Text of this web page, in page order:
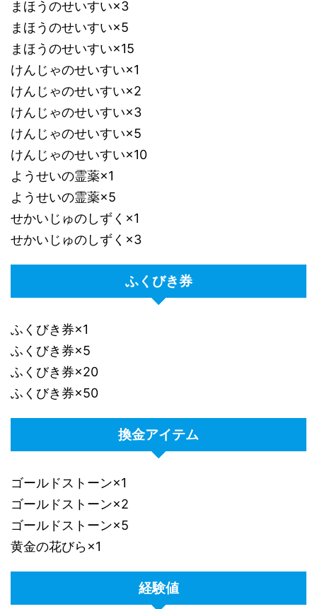
まほうのせいすい×3
まほうのせいすい×5
まほうのせいすい×15
けんじゃのせいすい×1
けんじゃのせいすい×2
けんじゃのせいすい×3
けんじゃのせいすい×5
けんじゃのせいすい×10
ようせいの霊薬×1
ようせいの霊薬×5
せかいじゅのしずく×1
せかいじゅのしずく×3
ふくびき券
ふくびき券×1
ふくびき券×5
ふくびき券×20
ふくびき券×50
換金アイテム
ゴールドストーン×1
ゴールドストーン×2
ゴールドストーン×5
黄金の花びら×1
経験値